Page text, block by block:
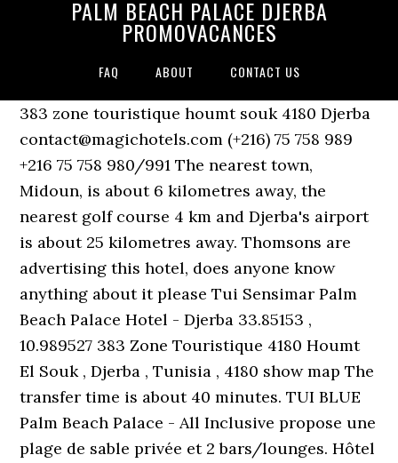
PALM BEACH PALACE DJERBA
PROMOVACANCES
FAQ ABOUT CONTACT US
383 zone touristique houmt souk 4180 Djerba
contact@magichotels.com (+216) 75 758 989
+216 75 758 980/991 The nearest town,
Midoun, is about 6 kilometres away, the
nearest golf course 4 km and Djerba's airport
is about 25 kilometres away. Thomsons are
advertising this hotel, does anyone know
anything about it please Tui Sensimar Palm
Beach Palace Hotel - Djerba 33.85153 ,
10.989527 383 Zone Touristique 4180 Houmt
El Souk , Djerba , Tunisia , 4180 show map The
transfer time is about 40 minutes. TUI BLUE
Palm Beach Palace - All Inclusive propose une
plage de sable privée et 2 bars/lounges. Hôtel